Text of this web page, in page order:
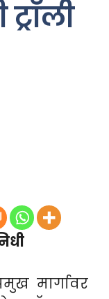
मार्गावर